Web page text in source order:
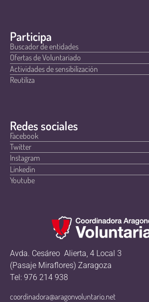
Participa
Buscador de entidades
Ofertas de Voluntariado
Actividades de sensibilización
Reutiliza
Redes sociales
Facebook
Twitter
Instagram
Linkedin
Youtube
Avda. Cesáreo Alierta, 4 Local 3
(Pasaje Miraflores) Zaragoza
Tel: 976 214 938
coordinadora@aragonvoluntario.net